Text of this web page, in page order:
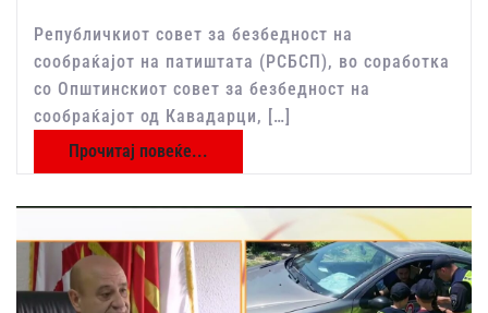
Републичкиот совет за безбедност на
сообраќајот на патиштата (РСБСП), во соработка
со Општинскиот совет за безбедност на
сообраќајот од Кавадарци, […]
Прочитај повеќе...